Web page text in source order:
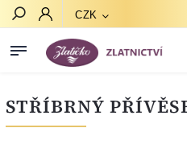
CZK
STŘÍBRNÝ